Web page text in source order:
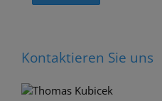
Kontaktieren Sie uns